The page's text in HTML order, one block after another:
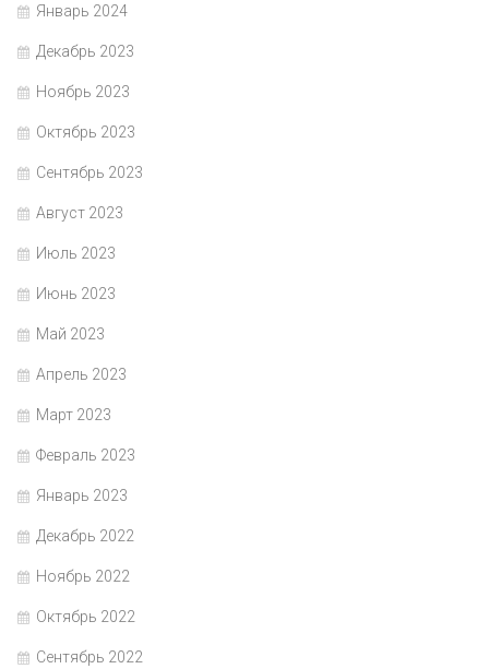
Январь 2024
Декабрь 2023
Ноябрь 2023
Октябрь 2023
Сентябрь 2023
Август 2023
Июль 2023
Июнь 2023
Май 2023
Апрель 2023
Март 2023
Февраль 2023
Январь 2023
Декабрь 2022
Ноябрь 2022
Октябрь 2022
Сентябрь 2022